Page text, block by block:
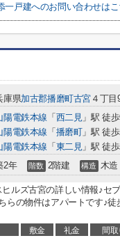
一戸建へのお問い合わせはこ
庫県加古郡播磨町古宮 ４丁目
陽電鉄本線 「 西二見」駅 徒
陽電鉄本線 「 播磨町」駅 徒
陽電鉄本線 「 東二見」駅 徒
2年 階数 2階建 構造 木造
ヒルズ古宮の詳しい情報♪セ
らの物件はアパートです♪
敷金 礼金 間取